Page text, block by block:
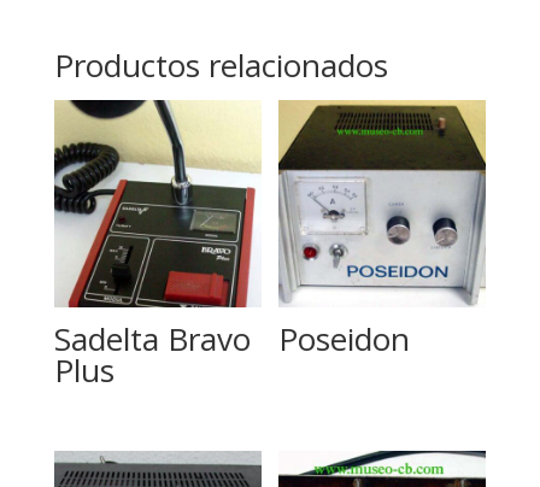
Productos relacionados
Sadelta Bravo
Plus
Poseidon